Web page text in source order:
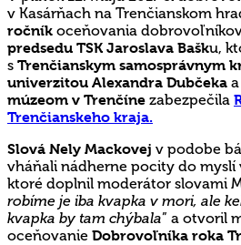
v Kasárňach na Trenčianskom
ročník oceňovania
predsedu TSK Jaroslava Bašku,
s Trenčianskym samosprávnym
univerzitou Alexandra Dubčeka a
múzeom v Trenčíne zabezpečila
Trenčianskeho kraja.
Slová Nely Mackovej v podobe
vháňali nádherne pocity do
ktoré doplnil moderátor slovami
robíme je iba kvapka v mori, ale
kvapka by tam chýbala” a otvoril
oceňovanie Dobrovoľníka roka